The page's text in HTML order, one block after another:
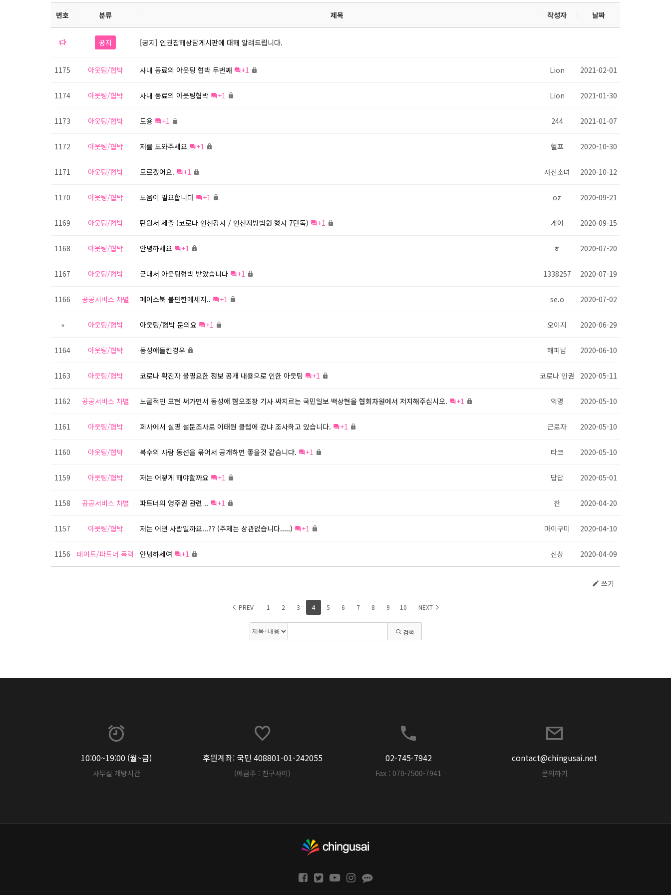
번호 분류 제목 작성자 날짜
공지 [공지] 인권침해상담게시판에 대해 알려드립니다.
1175 아웃팅/협박 사내 동료의 아웃팅 협박 두번째 +1 Lion 2021-02-01
1174 아웃팅/협박 사내 동료의 아웃팅협박 +1 Lion 2021-01-30
1173 아웃팅/협박 도용 +1 244 2021-01-07
1172 아웃팅/협박 저를 도와주세요 +1 헬프 2020-10-30
1171 아웃팅/협박 모르겠어요. +1 사신소녀 2020-10-12
1170 아웃팅/협박 도움이 필요합니다 +1 oz 2020-09-21
1169 아웃팅/협박 탄원서 제출 (코로나 인천강사 / 인천지방법원 형사 7단독) +1 게이 2020-09-15
1168 아웃팅/협박 안녕하세요 +1 ㅎ 2020-07-20
1167 아웃팅/협박 군대서 아웃팅협박 받았습니다 +1 1338257 2020-07-19
1166 공공서비스 차별 페이스북 불편한메세지.. +1 se.o 2020-07-02
» 아웃팅/협박 아웃팅/협박 문의요 +1 오이지 2020-06-29
1164 아웃팅/협박 동성애들킨경우 해피남 2020-06-10
1163 아웃팅/협박 코로나 확진자 불필요한 정보 공개 내용으로 인한 아웃팅 +1 코로나 인권 2020-05-11
1162 공공서비스 차별 노골적인 표현 써가면서 동성애 혐오조장 기사 싸지르는 국민일보 백상현을 협회차원에서 저지해주십시오. +1 익명 2020-05-10
1161 아웃팅/협박 회사에서 실명 설문조사로 이태원 클럽에 갔냐 조사하고 있습니다. +1 근로자 2020-05-10
1160 아웃팅/협박 복수의 사람 동선을 묶어서 공개하면 좋을것 같습니다. +1 타코 2020-05-10
1159 아웃팅/협박 저는 어떻게 해야할까요 +1 답답 2020-05-01
1158 공공서비스 차별 파트너의 영주권 관련 .. +1 찬 2020-04-20
1157 아웃팅/협박 저는 어떤 사람일까요...?? (주제는 상관없습니다.....) +1 마이구미 2020-04-10
1156 데이트/파트너 폭력 안녕하세여 +1 신상 2020-04-09
쓰기
PREV 1 2 3 4 5 6 7 8 9 10 NEXT
검색
10:00~19:00 (월~금)
사무실 개방시간
후원계좌: 국민 408801-01-242055
(예금주 : 친구사이)
02-745-7942
Fax : 070-7500-7941
contact@chingusai.net
문의하기